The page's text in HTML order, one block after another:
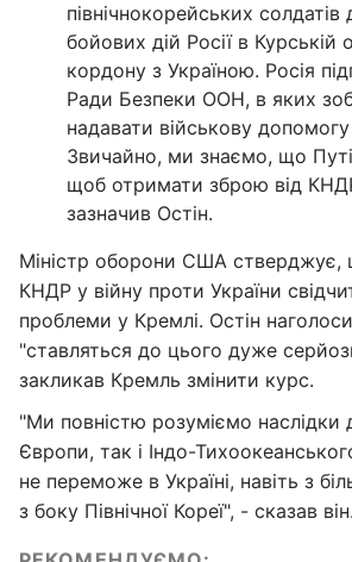
північнокорейських
бойових дій Росії в Курській
кордону з Україною. Росія
Ради Безпеки ООН, в яких
надавати військову допомогу
Звичайно, ми знаємо, що
щоб отримати зброю від
зазначив Остін.
Міністр оборони США стверджує,
КНДР у війну проти України
проблеми у Кремлі. Остін
"ставляться до цього дуже
закликав Кремль змінити курс.
"Ми повністю розуміємо наслідки
Європи, так і Індо-
не переможе в Україні, навіть з
з боку Північної Кореї", - сказав він.